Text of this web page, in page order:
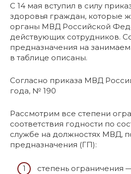
С 14 мая вступил в силу
здоровья граждан, которые
органы МВД Российской
действующих сотрудников.
предназначения на
в таблице описаны.
Согласно приказа МВД
года, № 190
Рассмотрим все степени
соответствия годности по
службе на должностях МВД,
предназначения (ГП):
степень ограничения